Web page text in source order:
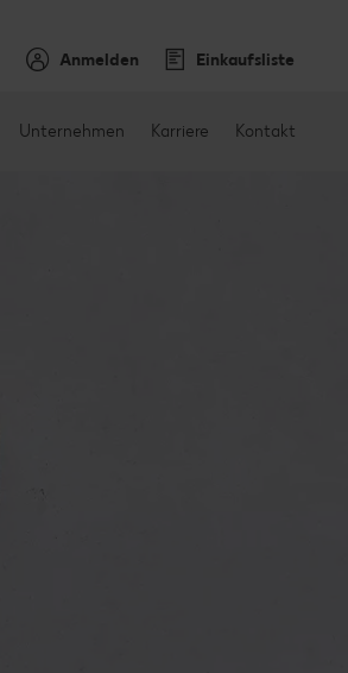
Anmelden Einkaufsliste
Unternehmen Karriere Kontakt